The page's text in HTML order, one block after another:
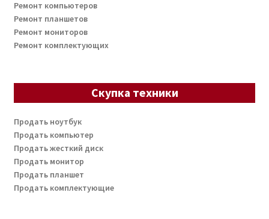
Ремонт компьютеров
Ремонт планшетов
Ремонт мониторов
Ремонт комплектующих
Скупка техники
Продать ноутбук
Продать компьютер
Продать жесткий диск
Продать монитор
Продать планшет
Продать комплектующие